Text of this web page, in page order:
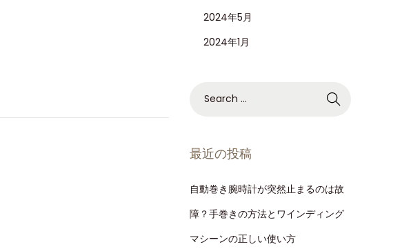
2024年5月
2024年1月
最近の投稿
自動巻き腕時計が突然止まるのは故
障？手巻きの方法とワインディング
マシーンの正しい使い方